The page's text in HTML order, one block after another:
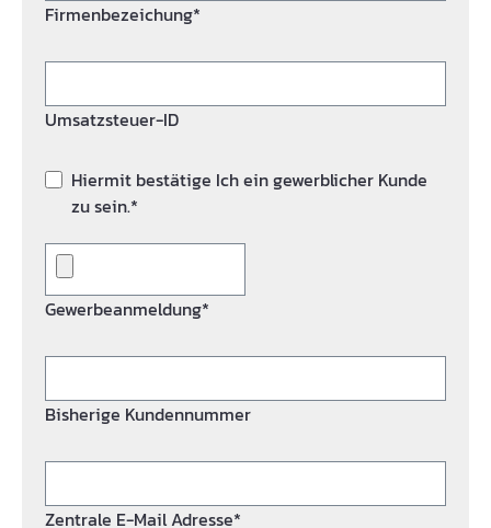
Firmenbezeichung*
Umsatzsteuer-ID
Hiermit bestätige Ich ein gewerblicher Kunde
zu sein.*
Gewerbeanmeldung*
Bisherige Kundennummer
Zentrale E-Mail Adresse*